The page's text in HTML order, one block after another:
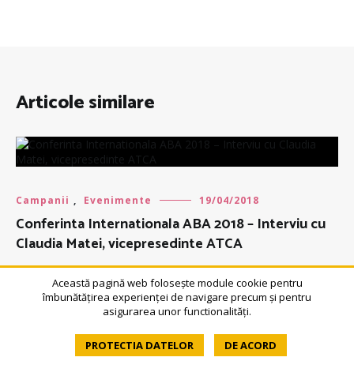
Articole similare
Campanii , Evenimente 19/04/2018
Conferinta Internationala ABA 2018 – Interviu cu
Claudia Matei, vicepresedinte ATCA
, ONG-ist in Romania 28/11/2019
Educația este salvarea copiilor săraci!
Această pagină web folosește module cookie pentru
îmbunătățirea experienței de navigare precum și pentru
asigurarea unor functionalități.
PROTECTIA DATELOR DE ACORD